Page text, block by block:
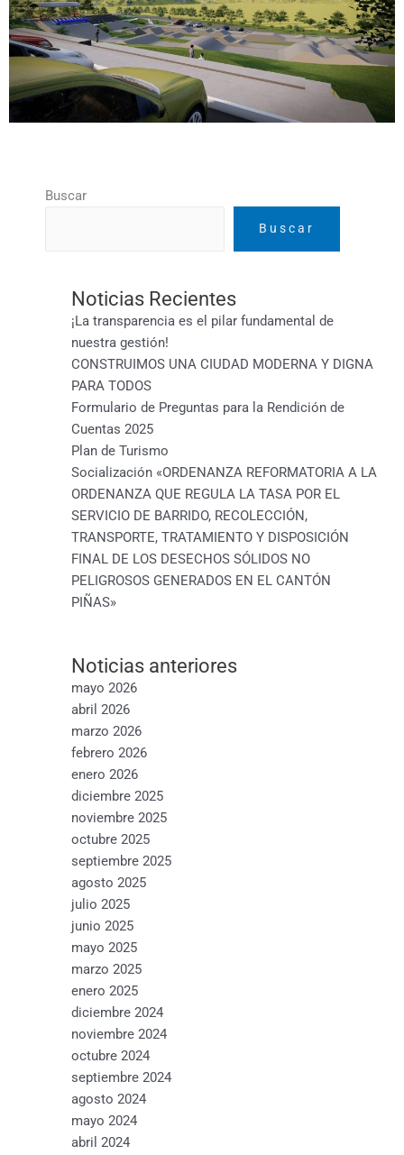
Buscar
Buscar
Noticias Recientes
¡La transparencia es el pilar fundamental de
nuestra gestión!
CONSTRUIMOS UNA CIUDAD MODERNA Y DIGNA
PARA TODOS
Formulario de Preguntas para la Rendición de
Cuentas 2025
Plan de Turismo
Socialización «ORDENANZA REFORMATORIA A LA
ORDENANZA QUE REGULA LA TASA POR EL
SERVICIO DE BARRIDO, RECOLECCIÓN,
TRANSPORTE, TRATAMIENTO Y DISPOSICIÓN
FINAL DE LOS DESECHOS SÓLIDOS NO
PELIGROSOS GENERADOS EN EL CANTÓN
PIÑAS»
Noticias anteriores
mayo 2026
abril 2026
marzo 2026
febrero 2026
enero 2026
diciembre 2025
noviembre 2025
octubre 2025
septiembre 2025
agosto 2025
julio 2025
junio 2025
mayo 2025
marzo 2025
enero 2025
diciembre 2024
noviembre 2024
octubre 2024
septiembre 2024
agosto 2024
mayo 2024
abril 2024